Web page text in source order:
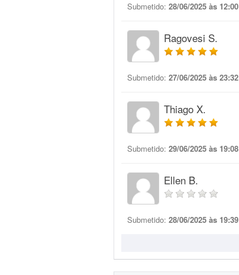
Submetido: 28/06/2025 às 12:00
Ragovesi S.
Submetido: 27/06/2025 às 23:32
Thiago X.
Submetido: 29/06/2025 às 19:08
Ellen B.
Submetido: 28/06/2025 às 19:39